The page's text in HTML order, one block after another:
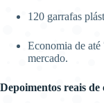
120 garrafas
Economia de até
mercado.
Depoimentos reais de